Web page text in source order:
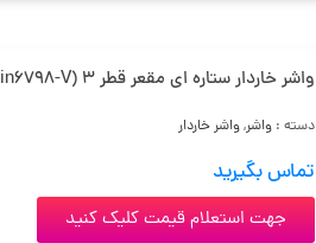
واشر خاردار ستاره ای مقعر قطر 3 (din6798-V)
دسته :واشر,واشر خاردار
تماس بگیرید
جهت استعلام قیمت کلیک کنید